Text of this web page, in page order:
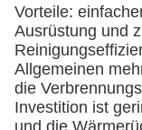
Vorteile:
Ausrüstung und
Allgemeinen
die
Investition ist
und die